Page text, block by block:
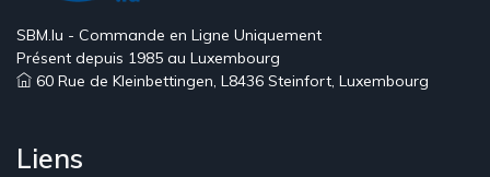
SBM.lu - Commande en Ligne Uniquement
Présent depuis 1985 au Luxembourg
60 Rue de Kleinbettingen, L8436 Steinfort, Luxembourg
Liens